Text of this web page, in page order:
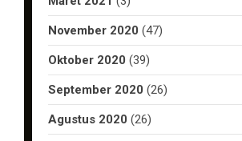
November 2020 (47)
Oktober 2020 (39)
September 2020 (26)
Agustus 2020 (26)